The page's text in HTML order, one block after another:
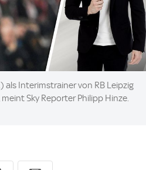
als Interimstrainer von RB Leipzig
Sky Reporter Philipp Hinze.